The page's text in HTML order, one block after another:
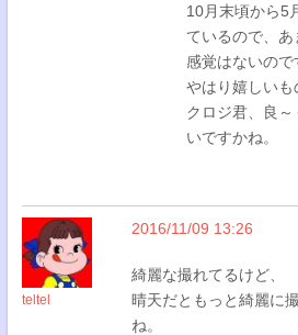
10月末頃から5
ているので、あ
感覚はないので
やはり嬉しいも
クロジ君、良
いですかね。
teltel
2016/11/09 13:26
綺麗な撮れてるけど、
晴天だともっと綺麗に
ね。